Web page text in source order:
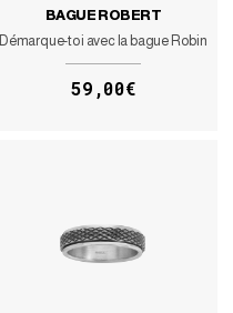
BAGUE ROBERT
Démarque-toi avec la bague Robin
59,00€